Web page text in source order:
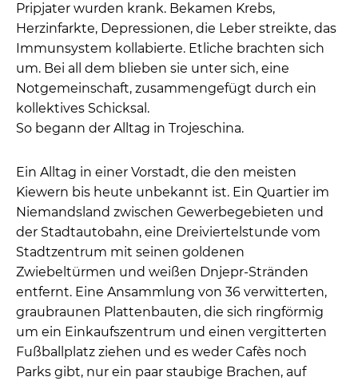
Pripjater wurden krank. Bekamen Krebs,
Herzinfarkte, Depressionen, die Leber streikte, das
Immunsystem kollabierte. Etliche brachten sich
um. Bei all dem blieben sie unter sich, eine
Notgemeinschaft, zusammengefügt durch ein
kollektives Schicksal.
So begann der Alltag in Trojeschina.
Ein Alltag in einer Vorstadt, die den meisten
Kiewern bis heute unbekannt ist. Ein Quartier im
Niemandsland zwischen Gewerbegebieten und
der Stadtautobahn, eine Dreiviertelstunde vom
Stadtzentrum mit seinen goldenen
Zwiebeltürmen und weißen Dnjepr-Stränden
entfernt. Eine Ansammlung von 36 verwitterten,
graubraunen Plattenbauten, die sich ringförmig
um ein Einkaufszentrum und einen vergitterten
Fußballplatz ziehen und es weder Cafès noch
Parks gibt, nur ein paar staubige Brachen, auf